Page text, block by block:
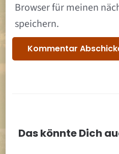
Browser für meinen
speichern.
Das könnte Dich